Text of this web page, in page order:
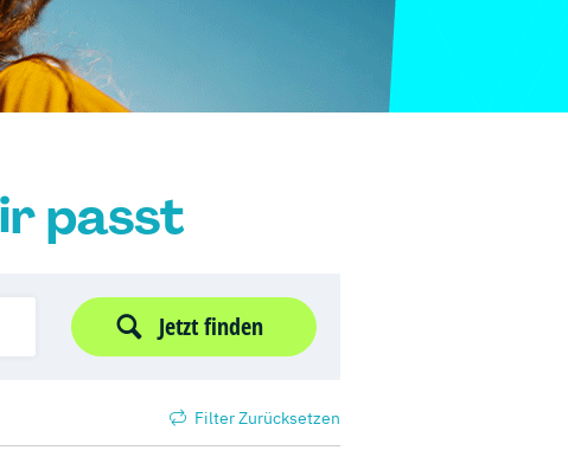
passt
Jetzt finden
Filter Zurücksetzen